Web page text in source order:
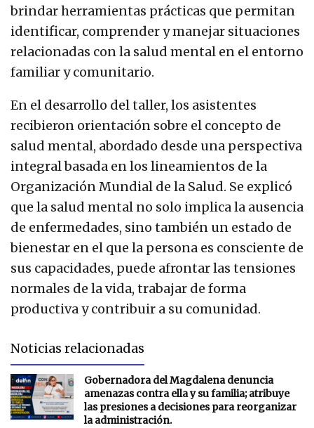
brindar herramientas prácticas que permitan
identificar, comprender y manejar situaciones
relacionadas con la salud mental en el entorno
familiar y comunitario.
En el desarrollo del taller, los asistentes
recibieron orientación sobre el concepto de
salud mental, abordado desde una perspectiva
integral basada en los lineamientos de la
Organización Mundial de la Salud. Se explicó
que la salud mental no solo implica la ausencia
de enfermedades, sino también un estado de
bienestar en el que la persona es consciente de
sus capacidades, puede afrontar las tensiones
normales de la vida, trabajar de forma
productiva y contribuir a su comunidad.
Noticias relacionadas
Gobernadora del Magdalena denuncia
amenazas contra ella y su familia; atribuye
las presiones a decisiones para reorganizar
la administración.